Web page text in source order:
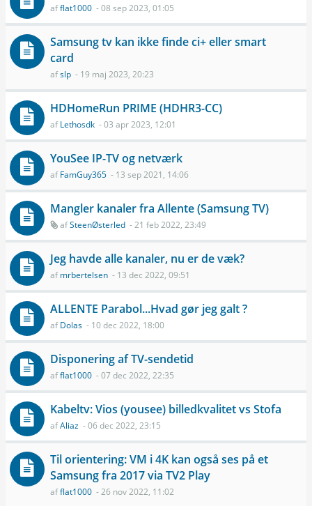
afflat1000 - 08 sep 2023, 01:05
Samsung tv kan ikke finde ci+ eller smart
card
afslp - 19 maj 2023, 20:23
HDHomeRun PRIME (HDHR3-CC)
afLethosdk - 03 apr 2023, 12:01
YouSee IP-TV og netværk
afFamGuy365 - 13 sep 2021, 14:06
Mangler kanaler fra Allente (Samsung TV)
afSteenØsterled - 21 feb 2022, 23:49
Jeg havde alle kanaler, nu er de væk?
afmrbertelsen - 13 dec 2022, 09:51
ALLENTE Parabol...Hvad gør jeg galt ?
afDolas - 10 dec 2022, 18:00
Disponering af TV-sendetid
afflat1000 - 07 dec 2022, 22:35
Kabeltv: Vios (yousee) billedkvalitet vs Stofa
afAliaz - 06 dec 2022, 23:15
Til orientering: VM i 4K kan også ses på et
Samsung fra 2017 via TV2 Play
afflat1000 - 26 nov 2022, 11:02